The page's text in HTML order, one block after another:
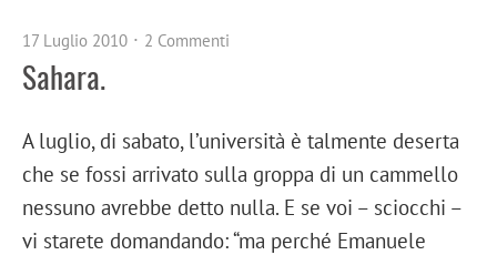
17 Luglio 2010 2 Commenti
Sahara.
A luglio, di sabato, l’università è talmente deserta
che se fossi arrivato sulla groppa di un cammello
nessuno avrebbe detto nulla. E se voi – sciocchi –
vi starete domandando: “ma perché Emanuele